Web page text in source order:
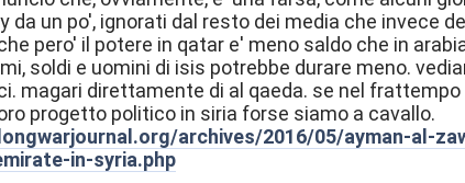
da un po', ignorati dal resto dei media che invece
pero' il potere in qatar e' meno saldo che in
soldi e uomini di isis potrebbe durare meno.
magari direttamente di al qaeda. se nel
progetto politico in siria forse siamo a cavallo.
archives/2016/05/ayman-al-
in-syria.php